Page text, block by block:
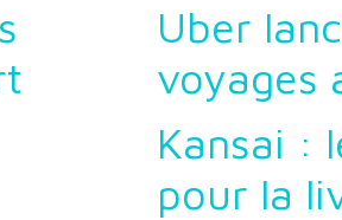
Uber
voyages
Kansai :
pour la